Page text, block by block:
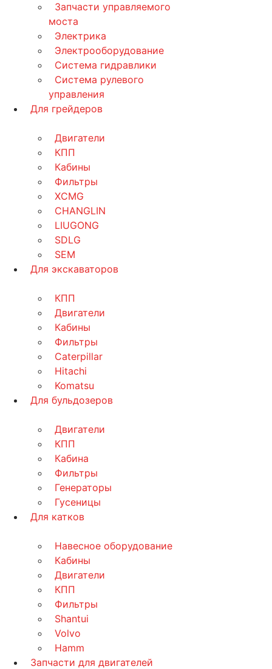
Запчасти управляемого
моста
Электрика
Электрооборудование
Система гидравлики
Система рулевого
управления
Для грейдеров
Двигатели
КПП
Кабины
Фильтры
XCMG
CHANGLIN
LIUGONG
SDLG
SEM
Для экскаваторов
КПП
Двигатели
Кабины
Фильтры
Caterpillar
Hitachi
Komatsu
Для бульдозеров
Двигатели
КПП
Кабина
Фильтры
Генераторы
Гусеницы
Для катков
Навесное оборудование
Кабины
Двигатели
КПП
Фильтры
Shantui
Volvo
Hamm
Запчасти для двигателей